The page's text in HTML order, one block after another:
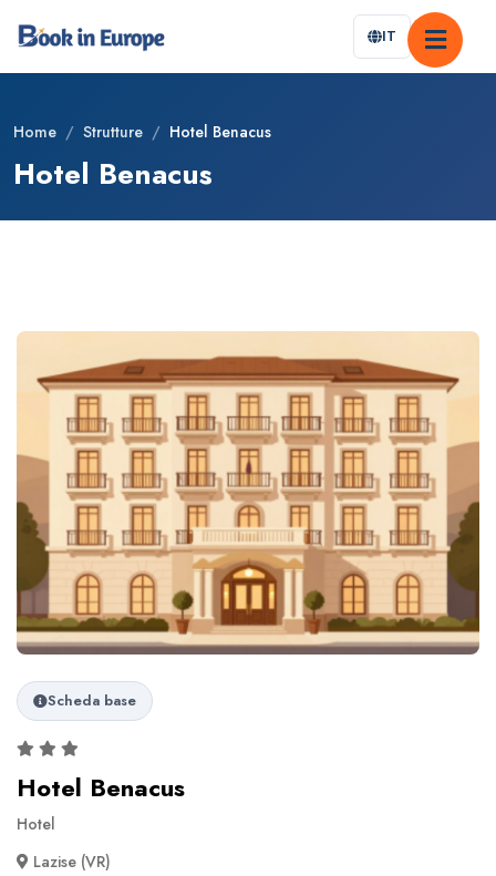
IT
Home / Strutture / Hotel Benacus
Hotel Benacus
Scheda base
Hotel Benacus
Hotel
Lazise (VR)